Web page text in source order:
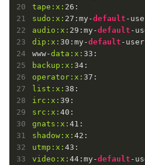
tape: x: 26
sudo: x: 27 :my-default
audio: x: 29 :my-default
dip: x: 30 :my-default -user
www-data: x: 33
backup: x: 34
operator: x: 37
list: x: 38
irc: x: 39
src: x: 40
gnats: x: 41
shadow: x: 42
utmp: x: 43
video: x: 44 :my-default